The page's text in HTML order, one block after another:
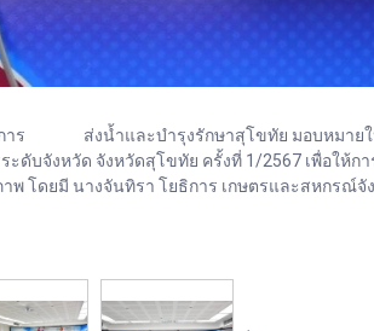
งการ ส่งน้ำและบำรุงรักษาสุโขทัย มอบหมาย
บจังหวัด จังหวัดสุโขทัย ครั้งที่ 1/2567 เพื่อให้ก
โดยมี นางจันทิรา โยธิการ เกษตรและสหกรณ์